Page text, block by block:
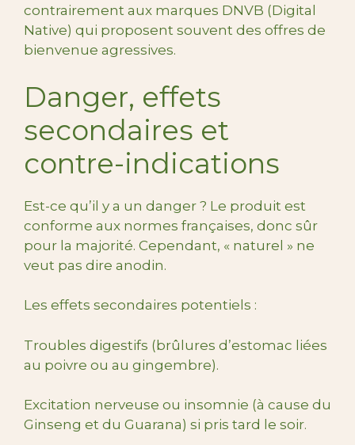
contrairement aux marques DNVB (Digital
Native) qui proposent souvent des offres de
bienvenue agressives.
Danger, effets
secondaires et
contre-indications
Est-ce qu’il y a un danger ? Le produit est
conforme aux normes françaises, donc sûr
pour la majorité. Cependant, « naturel » ne
veut pas dire anodin.
Les effets secondaires potentiels :
Troubles digestifs (brûlures d’estomac liées
au poivre ou au gingembre).
Excitation nerveuse ou insomnie (à cause du
Ginseng et du Guarana) si pris tard le soir.